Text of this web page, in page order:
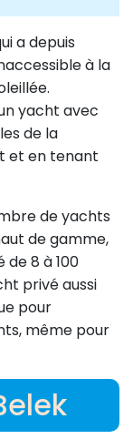
a depuis
à la
yacht avec
de la
et en tenant
de yachts
de gamme,
8 à 100
privé aussi
pour
même pour